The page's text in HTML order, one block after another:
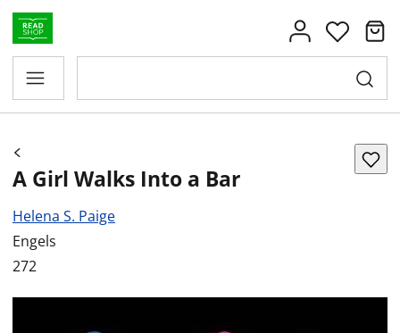
A Girl Walks Into a Bar
Helena S. Paige
Engels
272